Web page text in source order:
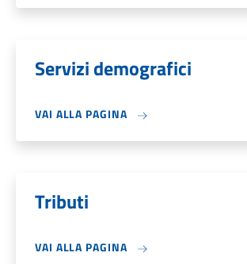
Servizi demografici
VAI ALLA PAGINA
Tributi
VAI ALLA PAGINA